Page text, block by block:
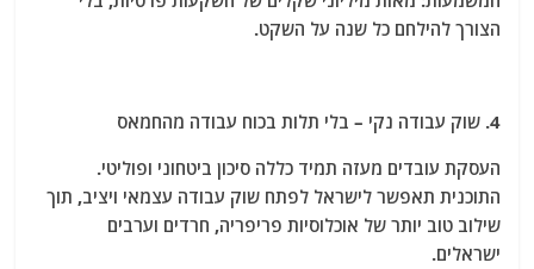
הצורך להילחם כל שנה על השקט.
4. שוק עבודה נקי – בלי תלות בכוח עבודה מהחמאס
העסקת עובדים מעזה תמיד כללה סיכון ביטחוני ופוליטי.
התוכנית תאפשר לישראל לפתח שוק עבודה עצמאי ויציב, תוך
שילוב טוב יותר של אוכלוסיות פריפריה, חרדים וערבים
ישראלים.